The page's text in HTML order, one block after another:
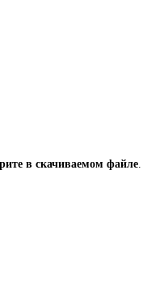
в скачиваемом файле.